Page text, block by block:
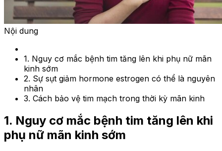
Nội dung
1. Nguy cơ mắc bệnh tim tăng lên khi phụ nữ mãn
kinh sớm
2. Sự sụt giảm hormone estrogen có thể là nguyên
nhân
3. Cách bảo vệ tim mạch trong thời kỳ mãn kinh
1. Nguy cơ mắc bệnh tim tăng lên khi
phụ nữ mãn kinh sớm